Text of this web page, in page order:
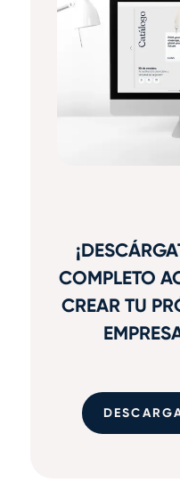
COMPLETO
CREAR TU